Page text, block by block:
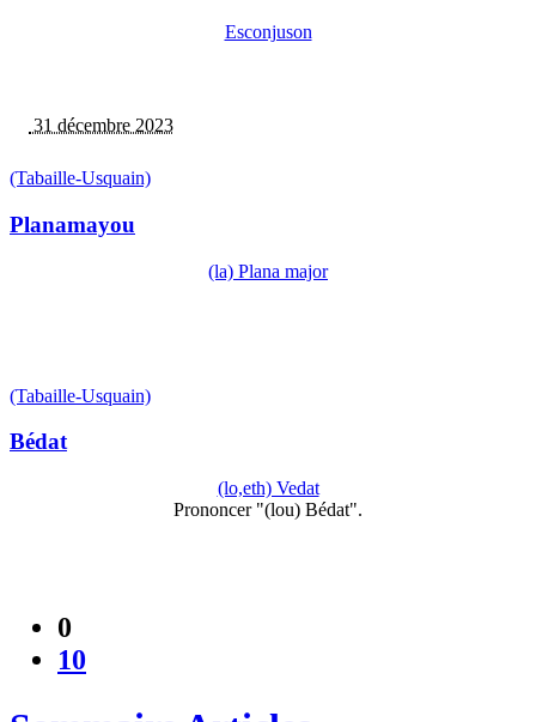
Esconjuson
31 décembre 2023
(Tabaille-Usquain)
Planamayou
(la) Plana major
(Tabaille-Usquain)
Bédat
(lo,eth) Vedat
Prononcer "(lou) Bédat".
0
10